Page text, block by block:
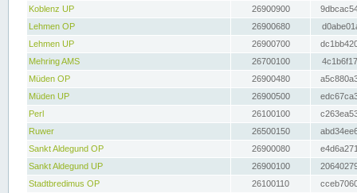
Koblenz UP
26900900
Lehmen OP
26900680
Lehmen UP
26900700
Mehring AMS
26700100
Müden OP
26900480
Müden UP
26900500
Perl
26100100
Ruwer
26500150
Sankt Aldegund OP
26900080
Sankt Aldegund UP
26900100
Stadtbredimus OP
26100110